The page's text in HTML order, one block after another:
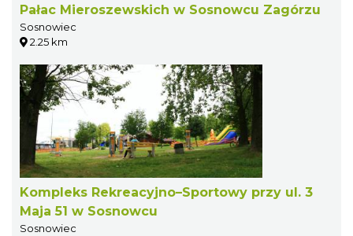
Pałac Mieroszewskich w Sosnowcu Zagórzu
Sosnowiec
2.25 km
Kompleks Rekreacyjno–Sportowy przy ul. 3
Maja 51 w Sosnowcu
Sosnowiec